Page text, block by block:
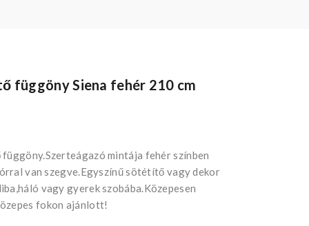
függöny Siena fehér 210 cm
mintája fehér színben
van szegve.Egyszínű sötétítő vagy dekor
vagy gyerek szobába.Közepesen
fokon ajánlott!